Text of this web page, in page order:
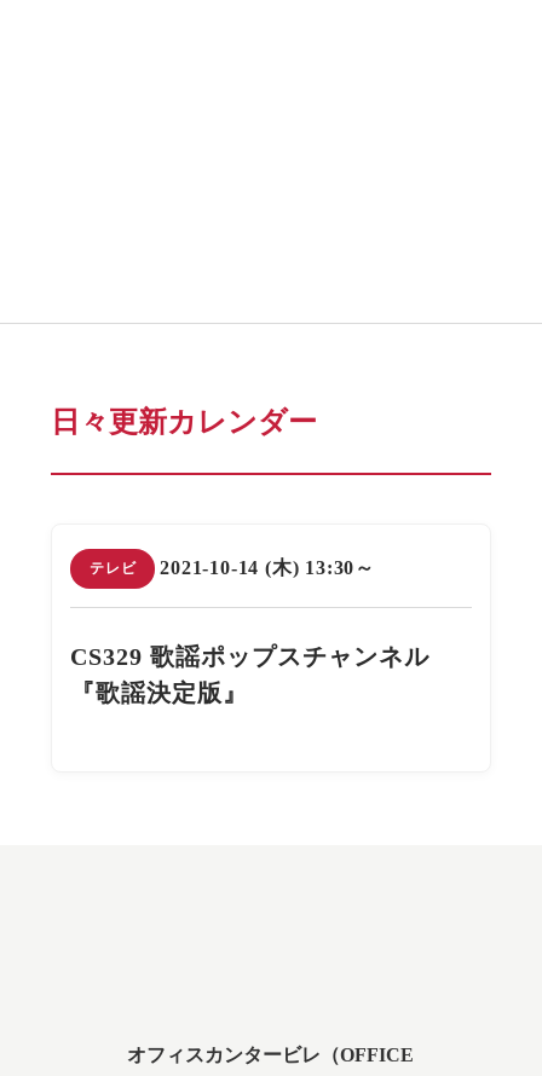
日々更新カレンダー
テレビ 2021-10-14 (木) 13:30～
CS329 歌謡ポップスチャンネル
『歌謡決定版』
オフィスカンタービレ（OFFICE